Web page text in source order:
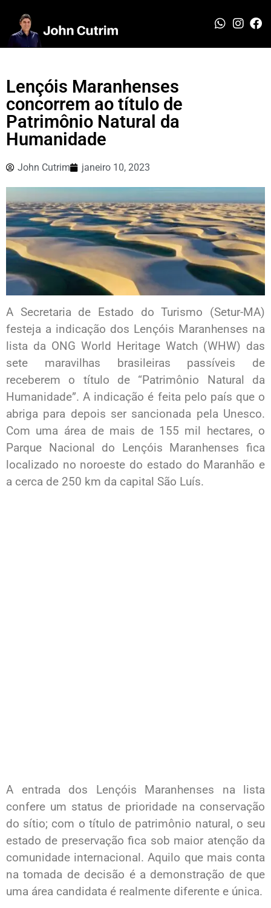
Lençóis Maranhenses
concorrem ao título de
Patrimônio Natural da
Humanidade
John Cutrim janeiro 10, 2023
A Secretaria de Estado do Turismo (Setur-MA)
festeja a indicação dos Lençóis Maranhenses na
lista da ONG World Heritage Watch (WHW) das
sete maravilhas brasileiras passíveis de
receberem o título de “Patrimônio Natural da
Humanidade”. A indicação é feita pelo país que o
abriga para depois ser sancionada pela Unesco.
Com uma área de mais de 155 mil hectares, o
Parque Nacional do Lençóis Maranhenses fica
localizado no noroeste do estado do Maranhão e
a cerca de 250 km da capital São Luís.
A entrada dos Lençóis Maranhenses na lista
confere um status de prioridade na conservação
do sítio; com o título de patrimônio natural, o seu
estado de preservação fica sob maior atenção da
comunidade internacional. Aquilo que mais conta
na tomada de decisão é a demonstração de que
uma área candidata é realmente diferente e única.